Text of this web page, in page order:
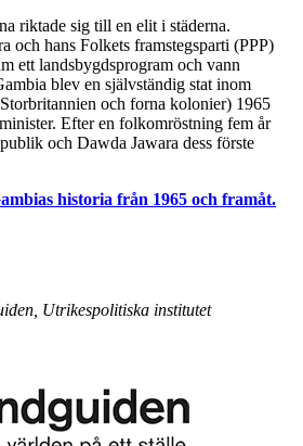
riktade sig till en elit i städerna.
och hans Folkets framstegsparti (PPP)
ett landsbygdsprogram och vann
blev en självständig stat inom
och forna kolonier) 1965
Efter en folkomröstning fem år
och Dawda Jawara dess förste
historia från 1965 och framåt.
Utrikespolitiska institutet